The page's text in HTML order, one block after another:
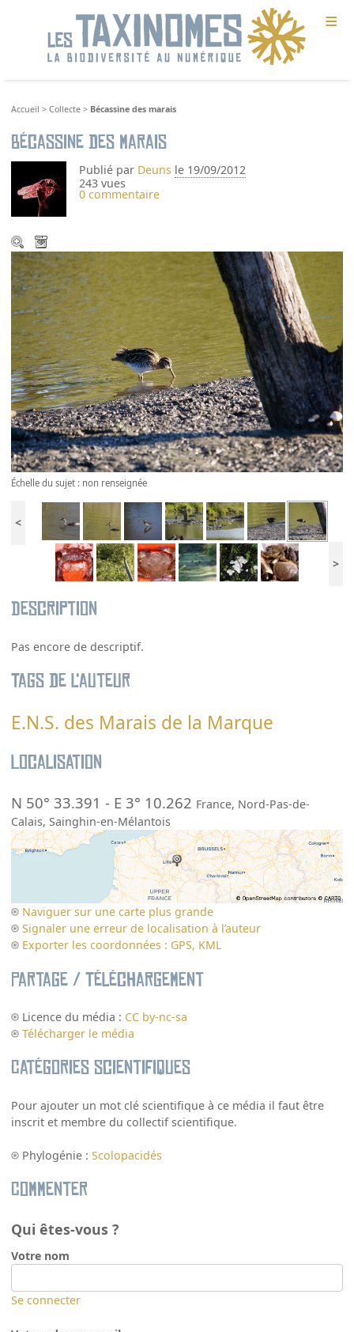
≡
Accueil >Collecte > Bécassine des marais
Bécassine des marais
Publié par Deuns le 19/09/2012
243 vues
0 commentaire
Échelle du sujet : non renseignée
<
>
Description
Pas encore de descriptif.
Tags de l’auteur
E.N.S. des Marais de la Marque
Localisation
N 50° 33.391 - E 3° 10.262 France, Nord-Pas-de-
Calais,Sainghin-en-Mélantois
Naviguer sur une carte plus grande
Signaler une erreur de localisation à l’auteur
Exporter les coordonnées : GPS, KML
Partage / Téléchargement
Licence du média : CC by-nc-sa
Télécharger le média
Catégories scientifiques
Pour ajouter un mot clé scientifique à ce média il faut être
inscrit et membre du collectif scientifique.
Phylogénie :Scolopacidés
Commenter
Qui êtes-vous ?
Votre nom
Se connecter